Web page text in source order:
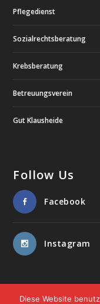
Pflegedienst
Sozialrechtsberatung
Krebsberatung
Betreuungsverein
Gut Klausheide
Follow Us
Facebook
Instagram
Diese Website